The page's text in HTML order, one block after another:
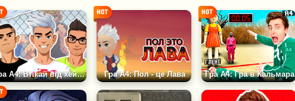
Гра А4: Втікай від хейтерів Гра А4: Пол - це Лава Гра А4: Гра в Кальмара